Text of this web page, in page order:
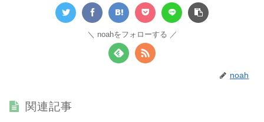
noahをフォローする
noah
関連記事